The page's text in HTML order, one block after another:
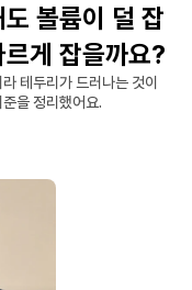
볼륨이 덜 잡
게 잡을까요?
테두리가 드러나는 것이
을 정리했어요.